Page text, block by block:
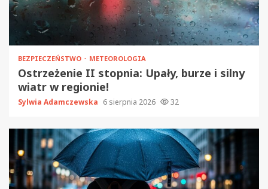
BEZPIECZEŃSTWO METEOROLOGIA
Ostrzeżenie II stopnia: Upały, burze i silny
wiatr w regionie!
Sylwia Adamczewska 6 sierpnia 2026 32